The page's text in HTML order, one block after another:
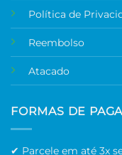
Política de
Reembolso
Atacado
FORMAS DE
✔ Parcele em até 3x